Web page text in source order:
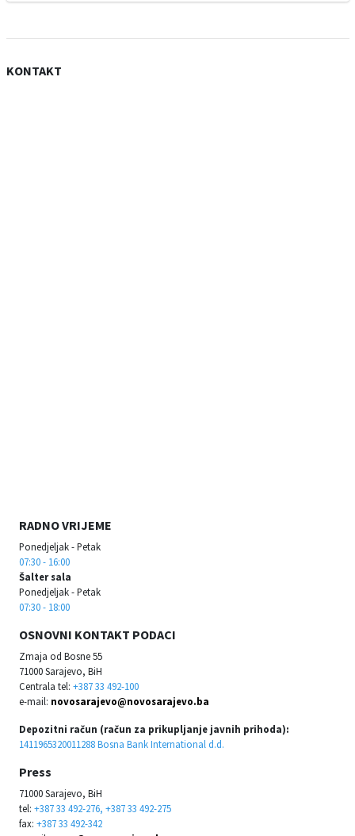
KONTAKT
RADNO VRIJEME
Ponedjeljak - Petak
07:30 - 16:00
Šalter sala
Ponedjeljak - Petak
07:30 - 18:00
OSNOVNI KONTAKT PODACI
Zmaja od Bosne 55
71000 Sarajevo, BiH
Centrala tel: +387 33 492-100
e-mail: novosarajevo@novosarajevo.ba
Depozitni račun (račun za prikupljanje javnih prihoda):
1411965320011288 Bosna Bank International d.d.
Press
71000 Sarajevo, BiH
tel: +387 33 492-276, +387 33 492-275
fax: +387 33 492-342